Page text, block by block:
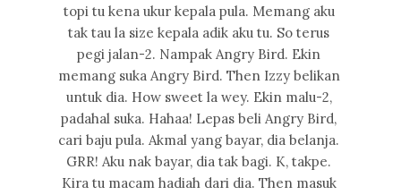
topi tu kena ukur kepala pula. Memang aku
tak tau la size kepala adik aku tu. So terus
pegi jalan-2. Nampak Angry Bird. Ekin
memang suka Angry Bird. Then Izzy belikan
untuk dia. How sweet la wey. Ekin malu-2,
padahal suka. Hahaa! Lepas beli Angry Bird,
cari baju pula. Akmal yang bayar, dia belanja.
GRR! Aku nak bayar, dia tak bagi. K, takpe.
Kira tu macam hadiah dari dia. Then masuk